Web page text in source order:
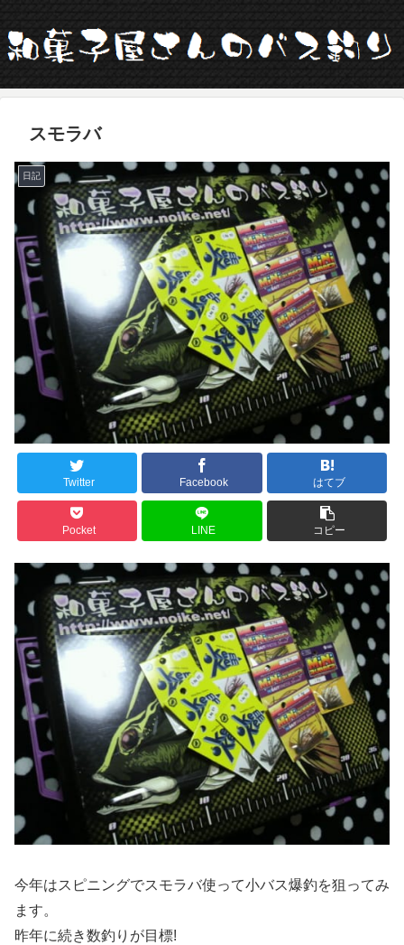
スモラバ
日記
Twitter Facebook はてブ
Pocket LINE コピー
今年はスピニングでスモラバ使って小バス爆釣を狙ってみ
ます。
昨年に続き数釣りが目標!